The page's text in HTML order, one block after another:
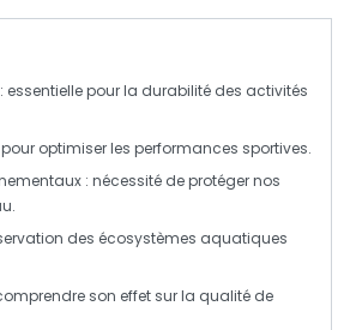
: essentielle pour la durabilité des activités
pour optimiser les performances sportives.
: nécessité de protéger nos
des écosystèmes aquatiques
son effet sur la qualité de